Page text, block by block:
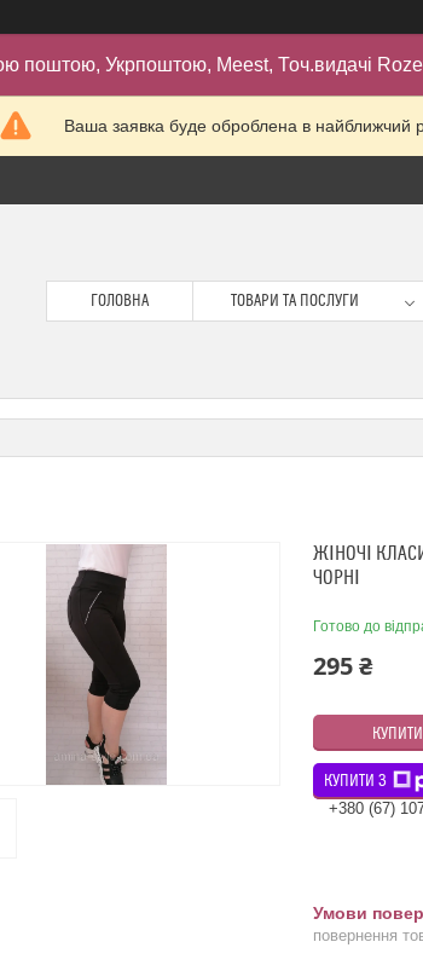
поштою, Укрпоштою, Meest, Точ.видачі
Ваша заявка буде оброблена в найближчий
ГОЛОВНА ТОВАРИ ТА ПОСЛУГИ
ЖІНОЧІ
ЧОРНІ
Готово до
295 ₴
КУПИТИ
КУПИТИ З
+380 (67)
повернення